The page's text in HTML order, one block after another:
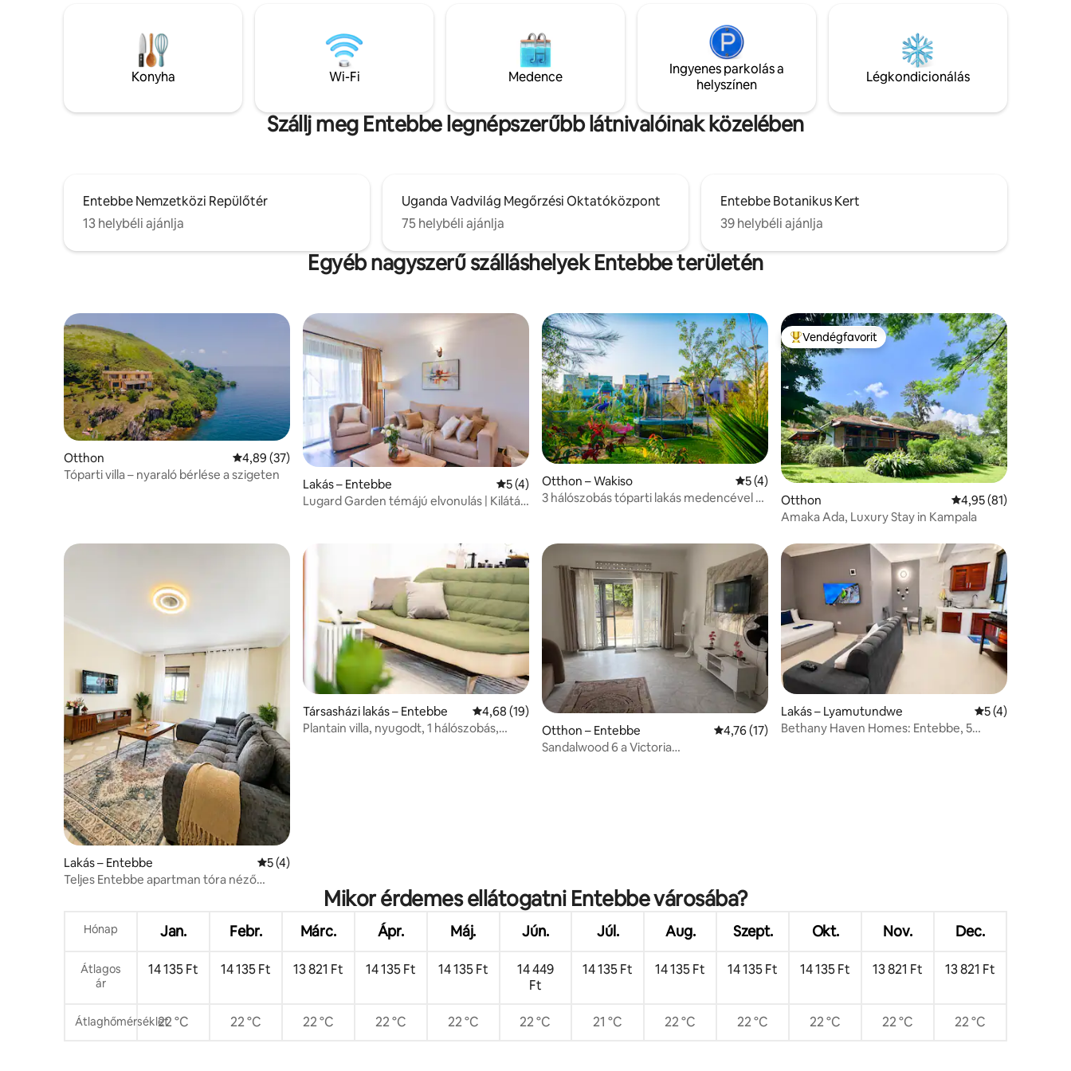
időd során. 2 percre van a Victoria
bevásárlóközponttól, és körülbelül 15
percre a repülőtértől. Egy hálószobás
szálláshely pároknak és egyedül
kényelmi szolgáltatásokkal, amelyek
kellemessé teszik a szálláshelyen töltött
nappalival, valamint intelligens TV-vel
rendelkezik. Élvezd a zökkenőmentes
kényelmet, a modern kényelmi
szolgáltatásokat és a békés környezetet
az elegáns menedékhely kényelmet és
nyugalmat ígér a kiruccanásodhoz.
Konyha Wi-Fi Medence
Ingyenes parkolás a
helyszínen
Légkondicionálás
Szállj meg Entebbe legnépszerűbb látnivalóinak közelében
Entebbe Nemzetközi Repülőtér
13 helybéli ajánlja
Uganda Vadvilág Megőrzési Oktatóközpont
75 helybéli ajánlja
Entebbe Botanikus Kert
39 helybéli ajánlja
Egyéb nagyszerű szálláshelyek Entebbe területén
Otthon Átlagos értékelés: 5/4,89, 37 vélemény
4,89 (37)
Tóparti villa – nyaraló bérlése a szigeten
Lakás – Entebbe Átlagos értékelés: 5/5, 4 vélemény
5 (4)
Lugard Garden témájú elvonulás | Kilátás
Otthon – Wakiso Átlagos értékelés: 5/5, 4 vélemény
5 (4)
3 hálószobás tóparti lakás medencével –
Kiemelt vendégfavorit
Vendégfavorit
Otthon Átlagos értékelés: 5/
4,95 (81)
Amaka Ada, Luxury Stay in Kampala
Lakás – Entebbe Átlagos értékelés: 5/5, 4 vélemény
5 (4)
Teljes Entebbe apartman tóra néző
Társasházi lakás – Entebbe Átlagos értékelés: 5/4,68, 19 vélemény
4,68 (19)
Plantain villa, nyugodt, 1 hálószobás,
Otthon – Entebbe Átlagos értékelés: 5/4,76, 17 vélemény
4,76 (17)
Sandalwood 6 a Victoria
Lakás – Lyamutundwe Átlagos
5 (4)
Bethany Haven Homes: Entebbe, 5
Mikor érdemes ellátogatni Entebbe városába?
Hónap Jan. Febr. Márc. Ápr. Máj. Jún. Júl. Aug. Szept. Okt. Nov. Dec.
Átlagos
ár
14 135 Ft 14 135 Ft 13 821 Ft 14 135 Ft 14 135 Ft
14 449
Ft
14 135 Ft 14 135 Ft 14 135 Ft 14 135 Ft 13 821 Ft 13 821 Ft
Átlaghőmérséklet22 °C 22 °C 22 °C 22 °C 22 °C 22 °C 21 °C 22 °C 22 °C 22 °C 22 °C 22 °C